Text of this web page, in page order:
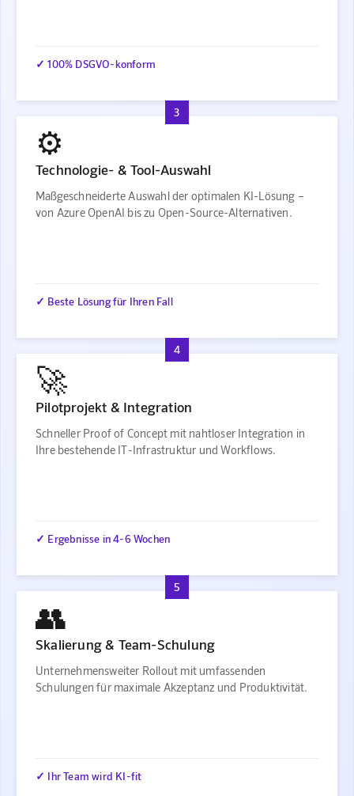
✓ 100% DSGVO-konform
3
⚙️
Technologie- & Tool-Auswahl
Maßgeschneiderte Auswahl der optimalen KI-Lösung –
von Azure OpenAI bis zu Open-Source-Alternativen.
✓ Beste Lösung für Ihren Fall
4
🚀
Pilotprojekt & Integration
Schneller Proof of Concept mit nahtloser Integration in
Ihre bestehende IT-Infrastruktur und Workflows.
✓ Ergebnisse in 4-6 Wochen
5
👥
Skalierung & Team-Schulung
Unternehmensweiter Rollout mit umfassenden
Schulungen für maximale Akzeptanz und Produktivität.
✓ Ihr Team wird KI-fit